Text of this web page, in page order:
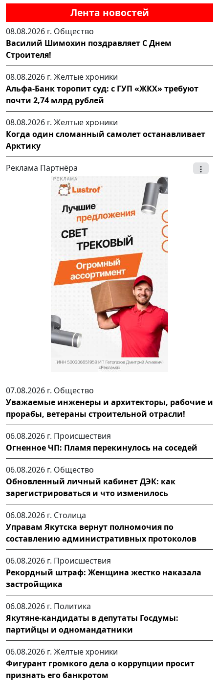
Лента новостей
08.08.2026 г. Общество
Василий Шимохин поздравляет С Днем
Строителя!
08.08.2026 г. Желтые хроники
Альфа-Банк торопит суд: с ГУП «ЖКХ» требуют
почти 2,74 млрд рублей
08.08.2026 г. Желтые хроники
Когда один сломанный самолет останавливает
Арктику
Реклама Партнёра
07.08.2026 г. Общество
Уважаемые инженеры и архитекторы, рабочие и
прорабы, ветераны строительной отрасли!
06.08.2026 г. Происшествия
Огненное ЧП: Пламя перекинулось на соседей
06.08.2026 г. Общество
Обновленный личный кабинет ДЭК: как
зарегистрироваться и что изменилось
06.08.2026 г. Столица
Управам Якутска вернут полномочия по
составлению административных протоколов
06.08.2026 г. Происшествия
Рекордный штраф: Женщина жестко наказала
застройщика
06.08.2026 г. Политика
Якутяне-кандидаты в депутаты Госдумы:
партийцы и одномандатники
06.08.2026 г. Желтые хроники
Фигурант громкого дела о коррупции просит
признать его банкротом